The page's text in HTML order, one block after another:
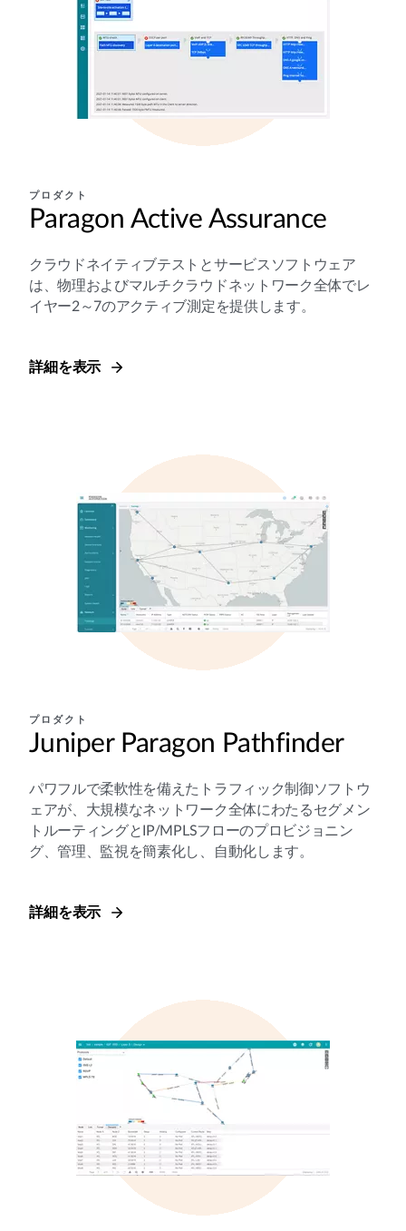
プロダクト
Paragon Active Assurance
クラウドネイティブテストとサービスソフトウェア
は、物理およびマルチクラウドネットワーク全体でレ
イヤー2～7のアクティブ測定を提供します。
詳細を表示
プロダクト
Juniper Paragon Pathfinder
パワフルで柔軟性を備えたトラフィック制御ソフトウ
ェアが、大規模なネットワーク全体にわたるセグメン
トルーティングとIP/MPLSフローのプロビジョニン
グ、管理、監視を簡素化し、自動化します。
詳細を表示